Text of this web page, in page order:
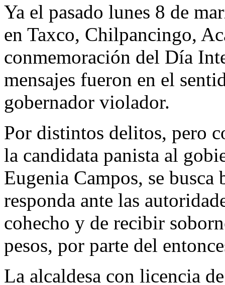
Ya el pasado lunes 8 de
en Taxco, Chilpancingo,
conmemoración del Día
mensajes fueron en el
gobernador violador.
Por distintos delitos, pero
la candidata panista al
Eugenia Campos, se
responda ante las
cohecho y de recibir
pesos, por parte del
La alcaldesa con licencia